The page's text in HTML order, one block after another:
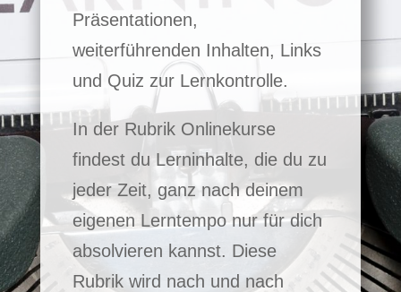
Präsentationen,
weiterführenden Inhalten, Links
und Quiz zur Lernkontrolle.
In der Rubrik Onlinekurse
findest du Lerninhalte, die du zu
jeder Zeit, ganz nach deinem
eigenen Lerntempo nur für dich
absolvieren kannst. Diese
Rubrik wird nach und nach